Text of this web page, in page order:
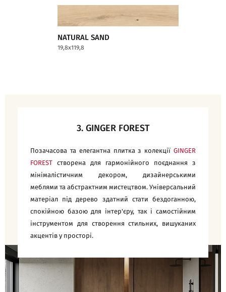
NATURAL SAND
19,8x119,8
3. GINGER FOREST
Позачасова та елегантна плитка з колекції GINGER
FOREST створена для гармонійного поєднання з
мінімалістичним декором, дизайнерськими
меблями та абстрактним мистецтвом. Універсальний
матеріал під дерево здатний стати бездоганною,
спокійною базою для інтер'єру, так і самостійним
інструментом для створення стильних, вишуканих
акцентів у просторі.